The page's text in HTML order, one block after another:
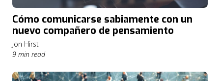
Cómo comunicarse sabiamente con un
nuevo compañero de pensamiento
Jon Hirst
9 min read